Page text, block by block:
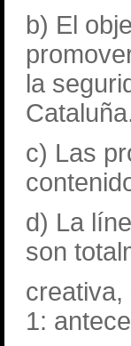
b) El
la
c) Las
d) La
son
creativa,
1: